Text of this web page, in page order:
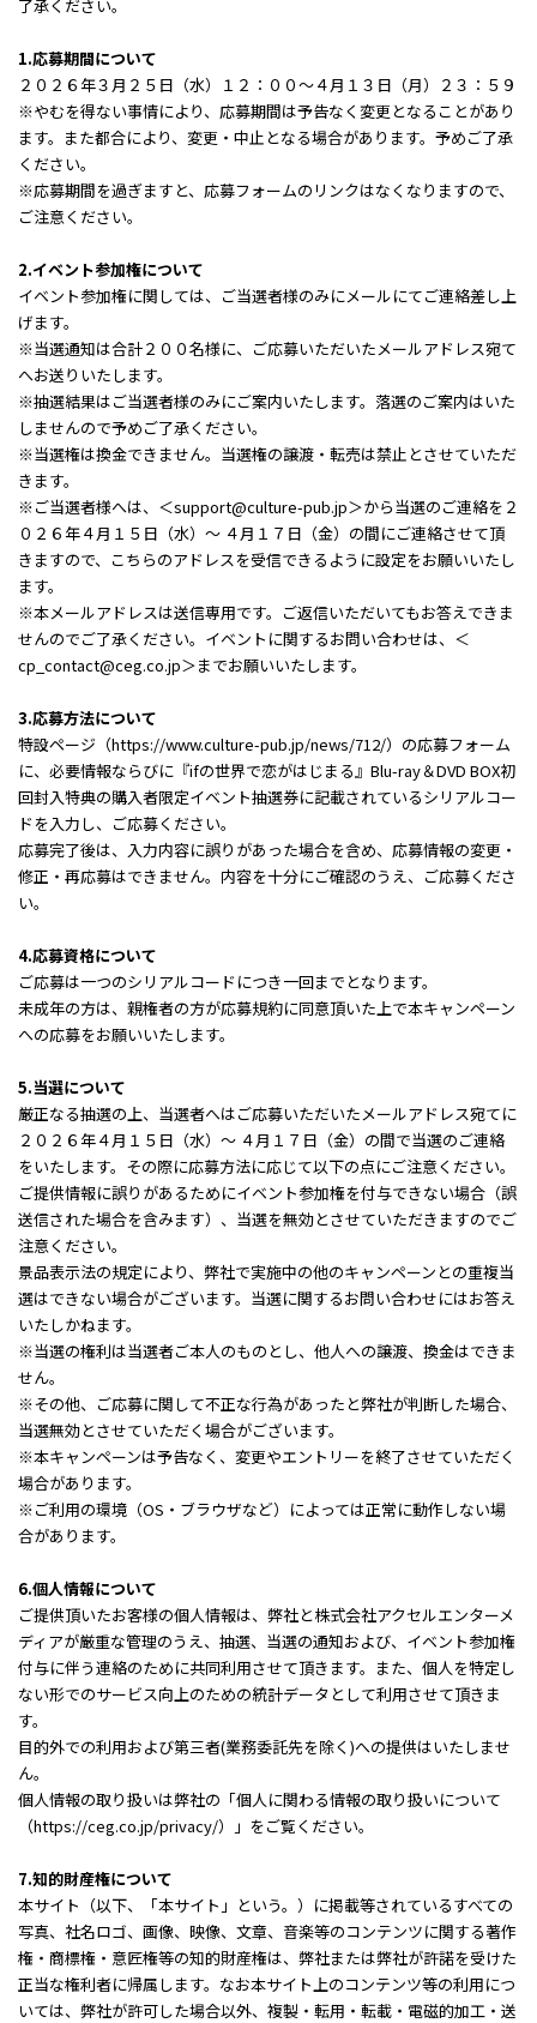
了承ください。
1.応募期間について
２０２６年３月２５日（水）１２：００～４月１３日（月）２３：５９
※やむを得ない事情により、応募期間は予告なく変更となることがあり
ます。また都合により、変更・中止となる場合があります。予めご了承
ください。
※応募期間を過ぎますと、応募フォームのリンクはなくなりますので、
ご注意ください。
2.イベント参加権について
イベント参加権に関しては、ご当選者様のみにメールにてご連絡差し上
げます。
※当選通知は合計２００名様に、ご応募いただいたメールアドレス宛て
へお送りいたします。
※抽選結果はご当選者様のみにご案内いたします。落選のご案内はいた
しませんので予めご了承ください。
※当選権は換金できません。当選権の譲渡・転売は禁止とさせていただ
きます。
※ご当選者様へは、＜support@culture-pub.jp＞から当選のご連絡を２
０２６年４月１５日（水）～ ４月１７日（金）の間にご連絡させて頂
きますので、こちらのアドレスを受信できるように設定をお願いいたし
ます。
※本メールアドレスは送信専用です。ご返信いただいてもお答えできま
せんのでご了承ください。イベントに関するお問い合わせは、＜
cp_contact@ceg.co.jp＞までお願いいたします。
3.応募方法について
特設ページ（https://www.culture-pub.jp/news/712/）の応募フォーム
に、必要情報ならびに『ifの世界で恋がはじまる』Blu-ray＆DVD BOX初
回封入特典の購入者限定イベント抽選券に記載されているシリアルコー
ドを入力し、ご応募ください。
応募完了後は、入力内容に誤りがあった場合を含め、応募情報の変更・
修正・再応募はできません。内容を十分にご確認のうえ、ご応募くださ
い。
4.応募資格について
ご応募は一つのシリアルコードにつき一回までとなります。
未成年の方は、親権者の方が応募規約に同意頂いた上で本キャンペーン
への応募をお願いいたします。
5.当選について
厳正なる抽選の上、当選者へはご応募いただいたメールアドレス宛てに
２０２６年４月１５日（水）～ ４月１７日（金）の間で当選のご連絡
をいたします。その際に応募方法に応じて以下の点にご注意ください。
ご提供情報に誤りがあるためにイベント参加権を付与できない場合（誤
送信された場合を含みます）、当選を無効とさせていただきますのでご
注意ください。
景品表示法の規定により、弊社で実施中の他のキャンペーンとの重複当
選はできない場合がございます。当選に関するお問い合わせにはお答え
いたしかねます。
※当選の権利は当選者ご本人のものとし、他人への譲渡、換金はできま
せん。
※その他、ご応募に関して不正な行為があったと弊社が判断した場合、
当選無効とさせていただく場合がございます。
※本キャンペーンは予告なく、変更やエントリーを終了させていただく
場合があります。
※ご利用の環境（OS・ブラウザなど）によっては正常に動作しない場
合があります。
6.個人情報について
ご提供頂いたお客様の個人情報は、弊社と株式会社アクセルエンターメ
ディアが厳重な管理のうえ、抽選、当選の通知および、イベント参加権
付与に伴う連絡のために共同利用させて頂きます。また、個人を特定し
ない形でのサービス向上のための統計データとして利用させて頂きま
す。
目的外での利用および第三者(業務委託先を除く)への提供はいたしませ
ん。
個人情報の取り扱いは弊社の「個人に関わる情報の取り扱いについて
（https://ceg.co.jp/privacy/）」をご覧ください。
7.知的財産権について
本サイト（以下、「本サイト」という。）に掲載等されているすべての
写真、社名ロゴ、画像、映像、文章、音楽等のコンテンツに関する著作
権・商標権・意匠権等の知的財産権は、弊社または弊社が許諾を受けた
正当な権利者に帰属します。なお本サイト上のコンテンツ等の利用につ
いては、弊社が許可した場合以外、複製・転用・転載・電磁的加工・送